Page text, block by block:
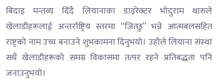
बिदाइ मन्तव्य दिँदै लियानाका डाइरेक्टर भोदुराम थारुले
खेलाडीहरूलाई अन्तर्राष्ट्रिय स्तरमा “जित्छु” भन्ने आत्मबलसहित
राष्ट्रको नाम उच्च बनाउने शुभकामना दिनुभयो। उहाँले लियाना संस्था
सधैं खेलाडीहरूको समग्र विकासमा तत्पर रहने प्रतिबद्धता पनि
जनाउनुभयो।